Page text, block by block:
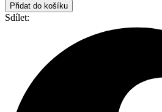
Přidat do košíku
Sdílet: